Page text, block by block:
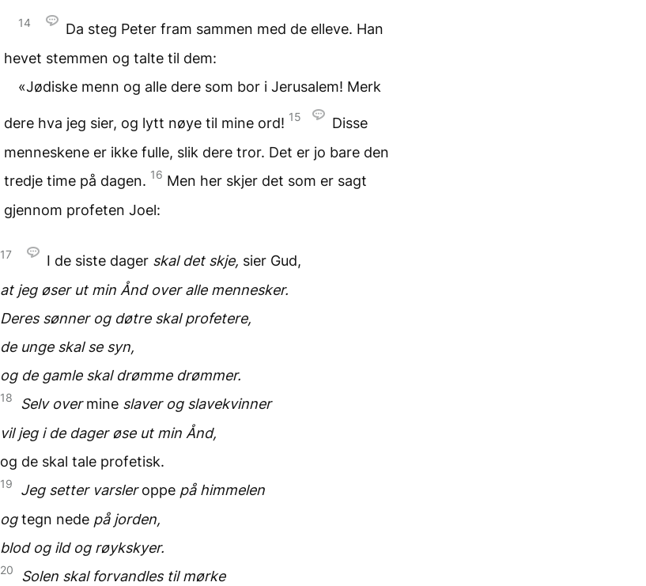
14
Da steg Peter fram sammen med de elleve. Han
hevet stemmen og talte til dem:
«Jødiske menn og alle dere som bor i Jerusalem! Merk
dere hva jeg sier, og lytt nøye til mine ord! 15
Disse
menneskene er ikke fulle, slik dere tror. Det er jo bare den
tredje time på dagen. 16 Men her skjer det som er sagt
gjennom profeten Joel:
17 I de siste dager skal det skje, sier Gud,
at jeg øser ut min Ånd over alle mennesker.
Deres sønner og døtre skal profetere,
de unge skal se syn,
og de gamle skal drømme drømmer.
18 Selv overmine slaver og slavekvinner
vil jeg i de dager øse ut min Ånd,
og de skal tale profetisk.
19 Jeg setter varsler oppe på himmelen
ogtegn nede på jorden,
blod og ild og røykskyer.
20 Solen skal forvandles til mørke